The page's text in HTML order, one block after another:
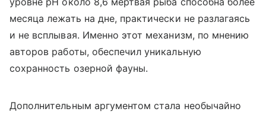
месяца лежать на дне, практически не разлагаясь
и не всплывая. Именно этот механизм, по мнению
авторов работы, обеспечил уникальную
сохранность озерной фауны.
Дополнительным аргументом стала необычайно